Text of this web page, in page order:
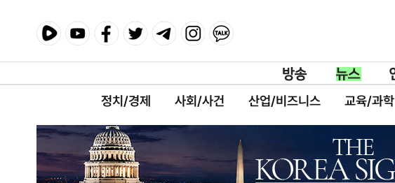
정치/경제 사회/사건 산업/비즈니스 교육/과학